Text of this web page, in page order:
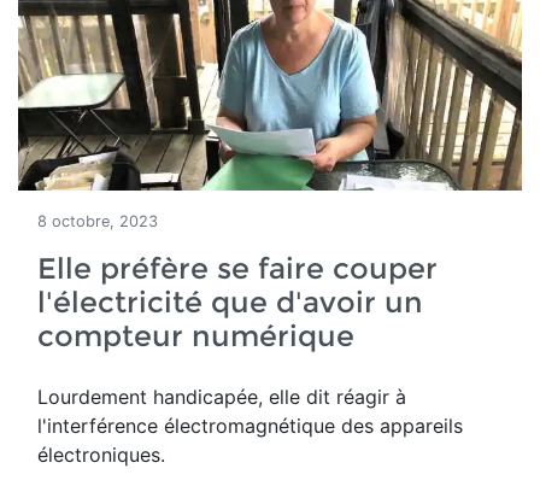
8 octobre, 2023
Elle préfère se faire couper
l'électricité que d'avoir un
compteur numérique
Lourdement handicapée, elle dit réagir à
l'interférence électromagnétique des appareils
électroniques.